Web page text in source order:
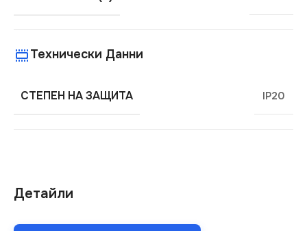
Детайли
Технически Данни
СТЕПЕН НА ЗАЩИТА IP20